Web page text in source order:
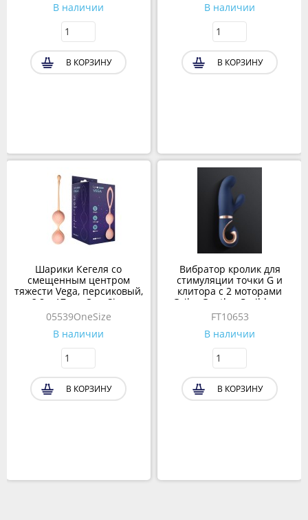
В наличии
В КОРЗИНУ
Шарики Кегеля со
смещенным центром
тяжести Vega, персиковый,
2,8 x 17 см, One Size
05539OneSize
В наличии
В КОРЗИНУ
В наличии
В КОРЗИНУ
Вибратор кролик для
стимуляции точки G и
клитора с 2 моторами
Gvibe Gentley Caribbean
Blue, 19.9х4.2 см
FT10653
В наличии
В КОРЗИНУ